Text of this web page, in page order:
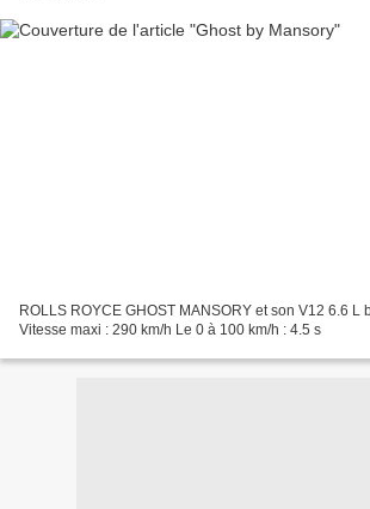
ROLLS ROYCE GHOST MANSORY et son V12 6.6 L
Vitesse maxi : 290 km/h Le 0 à 100 km/h : 4.5 s